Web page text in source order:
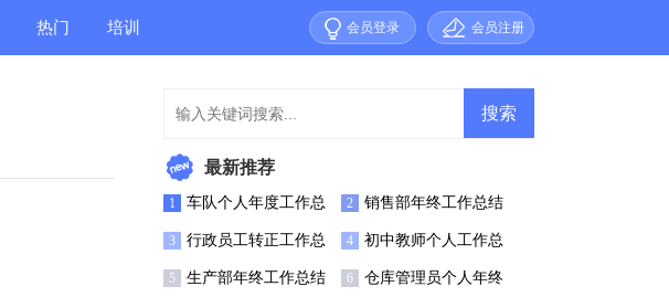
热门 培训 会员登录 会员注册
最新推荐
1 车队个人年度工作总
结6篇
2 销售部年终工作总结
【精】
3 行政员工转正工作总
结
4 初中教师个人工作总
结(合集15篇)
5 生产部年终工作总结 6 仓库管理员个人年终